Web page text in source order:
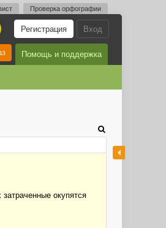
Проверка орфографии
Вход
Регистрация
Помощь и поддержка
окупятся